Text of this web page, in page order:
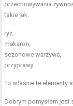
przechowywania
takie jak:
ryż,
makaron,
sezonowe warzywa,
przyprawy.
To właśnie te
Dobrym pomysłem jest